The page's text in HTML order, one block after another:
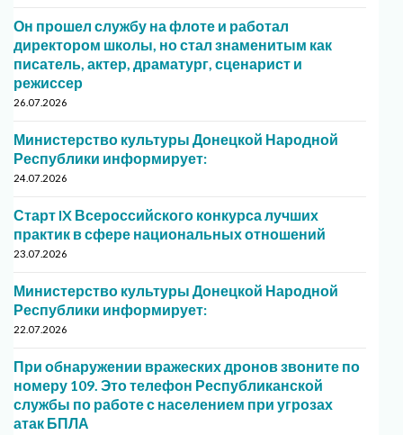
Он прошел службу на флоте и работал
директором школы, но стал знаменитым как
писатель, актер, драматург, сценарист и
режиссер
26.07.2026
Министерство культуры Донецкой Народной
Республики информирует:
24.07.2026
Старт IX Всероссийского конкурса лучших
практик в сфере национальных отношений
23.07.2026
Министерство культуры Донецкой Народной
Республики информирует:
22.07.2026
При обнаружении вражеских дронов звоните по
номеру 109. Это телефон Республиканской
службы по работе с населением при угрозах
атак БПЛА